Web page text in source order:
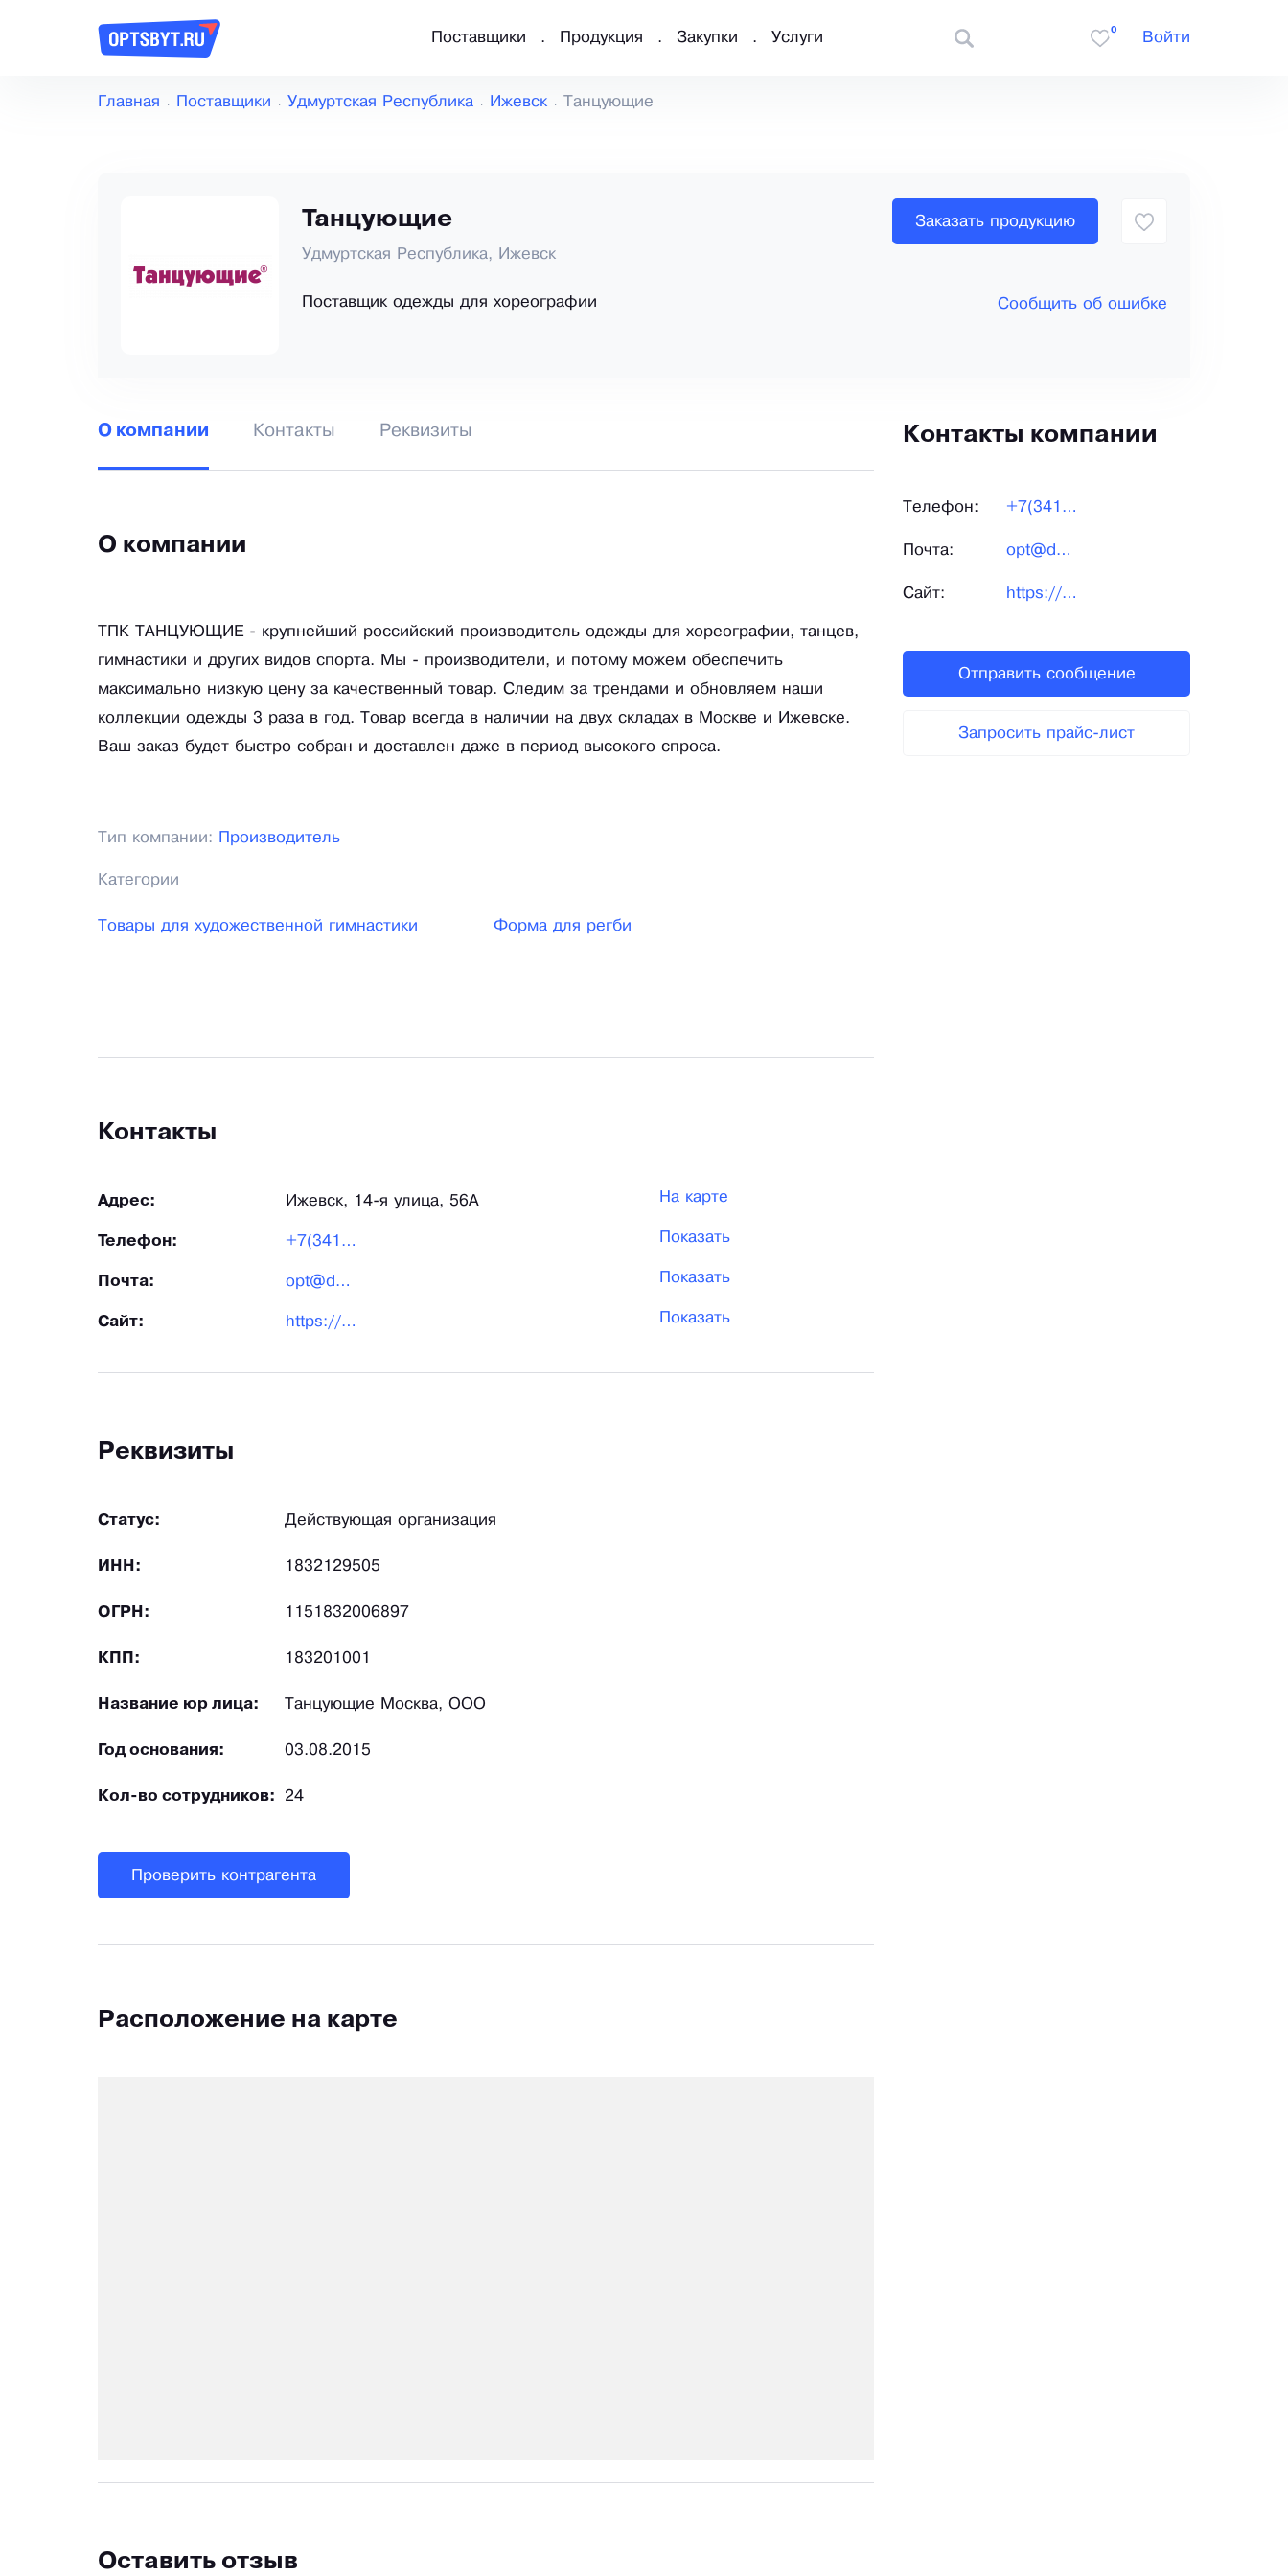
Поставщики Продукция Закупки Услуги
0
Войти
Главная Поставщики Удмуртская Республика Ижевск Танцующие
Танцующие
Удмуртская Республика, Ижевск
Поставщик одежды для хореографии
Заказать продукцию
Сообщить об ошибке
О компании Контакты Реквизиты
О компании
ТПК ТАНЦУЮЩИЕ - крупнейший российский производитель одежды для хореографии, танцев,
гимнастики и других видов спорта. Мы - производители, и потому можем обеспечить
максимально низкую цену за качественный товар. Следим за трендами и обновляем наши
коллекции одежды 3 раза в год. Товар всегда в наличии на двух складах в Москве и Ижевске.
Ваш заказ будет быстро собран и доставлен даже в период высокого спроса.
Тип компании: Производитель
Категории
Товары для художественной гимнастики Форма для регби
Контакты
Адрес: Ижевск, 14-я улица, 56А На карте
Телефон: +7(3412)912-613 Показать
Почта: opt@danceplus.ru Показать
Сайт: https://danceplus.pro/ Показать
Реквизиты
Статус: Действующая организация
ИНН: 1832129505
ОГРН: 1151832006897
КПП: 183201001
Название юр лица: Танцующие Москва, ООО
Год основания: 03.08.2015
Кол-во сотрудников: 24
Проверить контрагента
Расположение на карте
Оставить отзыв
Контакты компании
Телефон: +7(3412)912-613
Почта: opt@danceplus.ru
Сайт: https://danceplus.pro/
Отправить сообщение
Запросить прайс-лист